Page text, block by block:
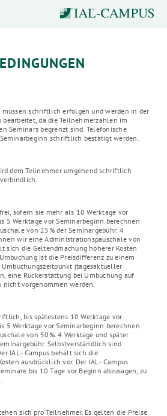
schriftlich erfolgen und werden in der
bearbeitet, da die Teilnehmerzahlen im
Seminars begrenzt sind. Telefonische
schriftlich bestätigt werden.
dem Teilnehmer umgehend schriftlich
sofern sie mehr als 10 Werktage vor
5 Werktage vor Seminarbeginn berechnen
von 25% der Seminargebühr. 4
wir eine Administrationspauschale von
sich die Geltendmachung höherer Kosten
ist die Preisdifferenz zu einem
(tagesaktueller
eine Rückerstattung bei Umbuchung auf
vorgenommen werden.
bis spätestens 10 Werktage vor
5 Werktage vor Seminarbeginn berechnen
von 50%. 4 Werktage und später
Selbstverständlich sind
IAL - Campus behält sich die
ausdrücklich vor. Der IAL - Campus
bis 10 Tage vor Beginn abzusagen, zu
sich pro Teilnehmer. Es gelten die Preise